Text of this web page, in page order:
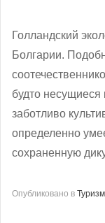
Голландский
Болгарии.
будто несущиеся
заботливо
определенно
сохраненную
Опубликовано в Туризм